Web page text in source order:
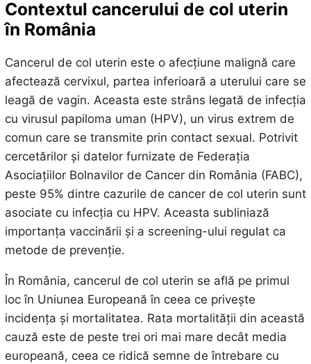
Contextul cancerului de col uterin
în România
Cancerul de col uterin este o afecțiune malignă care
afectează cervixul, partea inferioară a uterului care se
leagă de vagin. Aceasta este strâns legată de infecția
cu virusul papiloma uman (HPV), un virus extrem de
comun care se transmite prin contact sexual. Potrivit
cercetărilor și datelor furnizate de Federația
Asociațiilor Bolnavilor de Cancer din România (FABC),
peste 95% dintre cazurile de cancer de col uterin sunt
asociate cu infecția cu HPV. Aceasta subliniază
importanța vaccinării și a screening-ului regulat ca
metode de prevenție.
În România, cancerul de col uterin se află pe primul
loc în Uniunea Europeană în ceea ce privește
incidența și mortalitatea. Rata mortalității din această
cauză este de peste trei ori mai mare decât media
europeană, ceea ce ridică semne de întrebare cu